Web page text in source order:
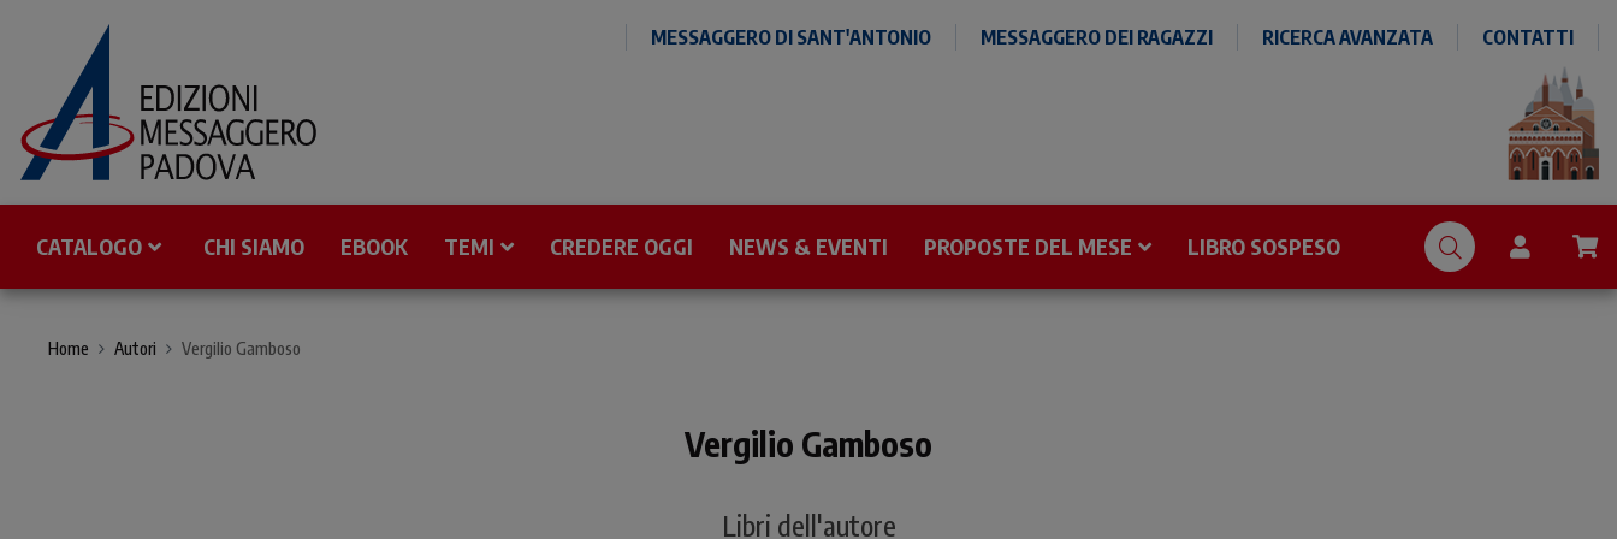
MESSAGGERO DI SANT'ANTONIO MESSAGGERO DEI RAGAZZI RICERCA AVANZATA CONTATTI
CATALOGO CHI SIAMO EBOOK TEMI CREDERE OGGI NEWS & EVENTI PROPOSTE DEL MESE LIBRO SOSPESO
Home Autori Vergilio Gamboso
Vergilio Gamboso
Libri dell'autore